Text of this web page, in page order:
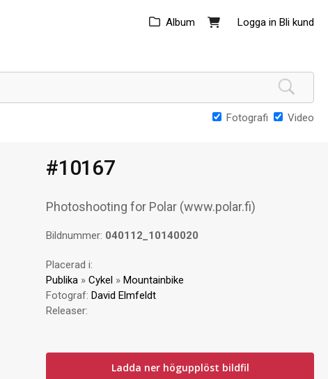
Logga in Bli kund
Album
Fotografi Video
#10167
Photoshooting for Polar (www.polar.fi)
Bildnummer: 040112_10140020
Placerad i:
Publika »Cykel »Mountainbike
Fotograf:David Elmfeldt
Releaser:
Ladda ner högupplöst bildfil